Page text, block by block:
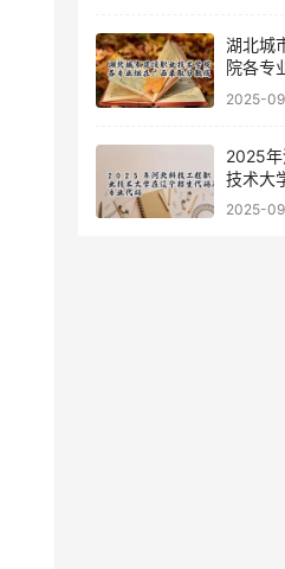
湖北城
院各专
数线
2025-
2025年
技术大
及专业
2025-